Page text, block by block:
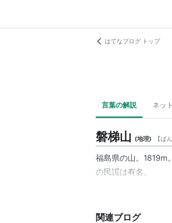
はてなブログ トップ
言葉の解説 ネッ
磐梯山 (地理) 【ば
福島県の山。
の民謡は有名。
関連ブログ